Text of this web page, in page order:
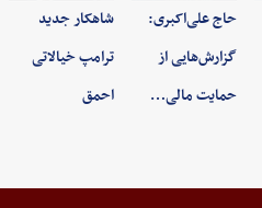
حاج علی‌اکبری:
گزارش‌هایی از
حمایت مالی…
شاهکار جدید
ترامپ خیالاتی
احمق